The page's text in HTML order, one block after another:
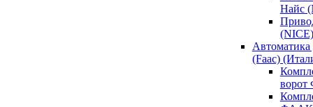
Найс
(NICE)
(Faac)